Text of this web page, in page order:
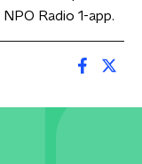
Radio 1-app.